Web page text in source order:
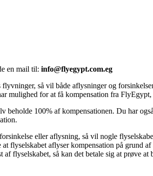
en mail til: info@flyegypt.com.eg
flyvninger, så vil både aflysninger og
mulighed for at få kompensation fra
100% af kompensationen. Du har
eller aflysning, så vil nogle
flyselskabet aflyser kompensation på grund
flyselskabet, så kan det betale sig at prøve